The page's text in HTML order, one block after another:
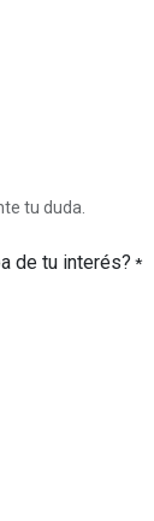
tu duda.
de tu interés? *